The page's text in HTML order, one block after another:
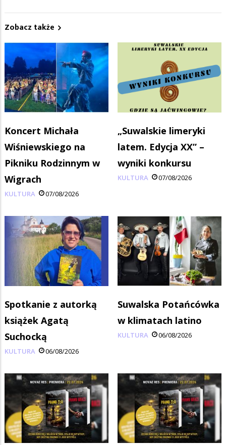
Zobacz także
Koncert Michała
Wiśniewskiego na
Pikniku Rodzinnym w
Wigrach
KULTURA 07/08/2026
„Suwalskie limeryki
latem. Edycja XX” –
wyniki konkursu
KULTURA 07/08/2026
Spotkanie z autorką
książek Agatą
Suchocką
KULTURA 06/08/2026
Suwalska Potańcówka
w klimatach latino
KULTURA 06/08/2026